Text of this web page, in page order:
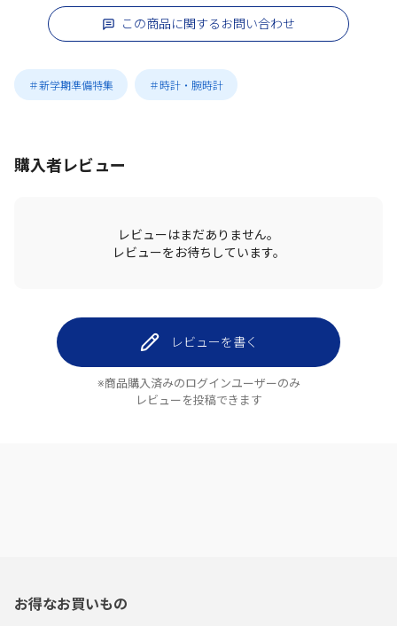
この商品に関するお問い合わせ
＃新学期準備特集 ＃時計・腕時計
購入者レビュー
レビューはまだありません。
レビューをお待ちしています。
レビューを書く
※商品購入済みのログインユーザーのみ
レビューを投稿できます
お得なお買いもの